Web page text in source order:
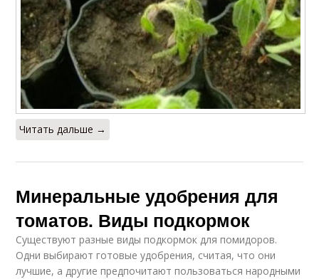
Читать дальше →
Минеральные удобрения для
томатов. Виды подкормок
Существуют разные виды подкормок для помидоров.
Одни выбирают готовые удобрения, считая, что они
лучшие, а другие предпочитают пользоваться народными